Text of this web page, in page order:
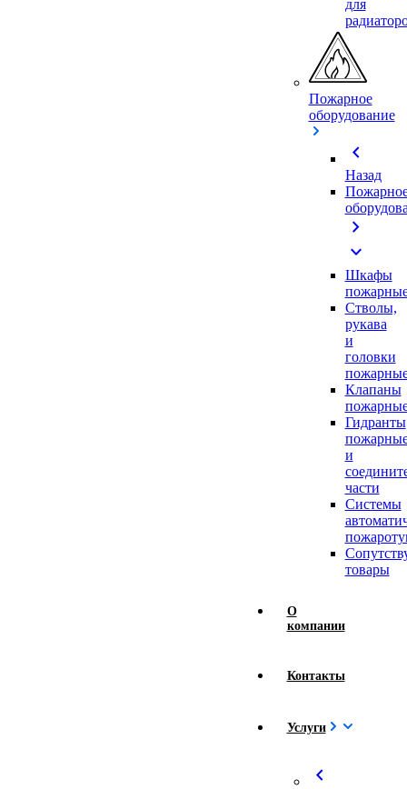
для
Пожарное
оборудование
chevron_left
Назад
chevron_right
expand_more
Шкафы
Стволы,
рукава
и
головки
Клапаны
Гидранты
и
части
Системы
товары
О
компании
Контакты
Услуги
chevron_left